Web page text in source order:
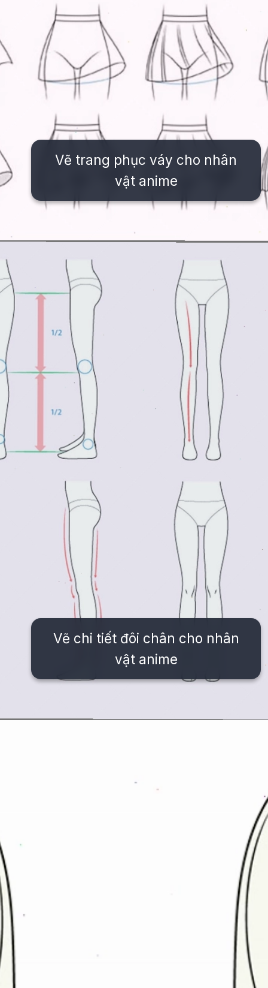
Vẽ trang phục váy cho nhân
vật anime
Đang mở https://issiloo.edu.vn/cach-ve-tranh-anime
Vẽ chi tiết đôi chân cho nhân
vật anime